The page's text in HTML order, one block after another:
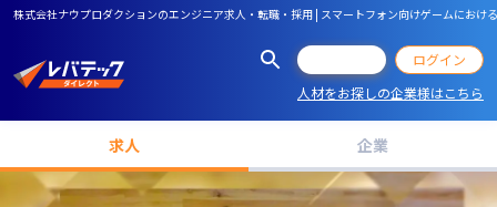
株式会社ナウプロダクションのエンジニア求人・転職・採用 | スマートフォン向けゲームにお
ログイン
人材をお探しの企業様はこちら
求人 企業